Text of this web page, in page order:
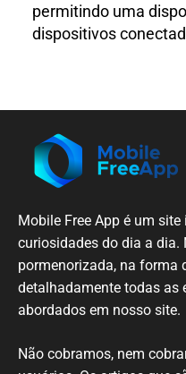
permitindo uma
dispositivos
Mobile Free App é um site
curiosidades do dia a dia.
pormenorizada, na forma
detalhadamente todas as
abordados em nosso site.
Não cobramos, nem